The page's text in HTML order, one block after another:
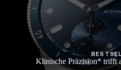
Klinische Präzision* trifft